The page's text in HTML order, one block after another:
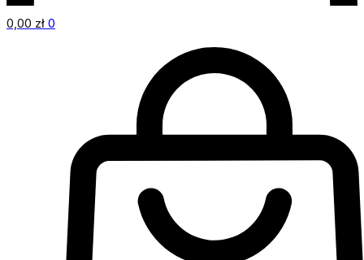
0,00 zł 0